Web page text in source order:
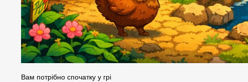
Вам потрібно спочатку у грі